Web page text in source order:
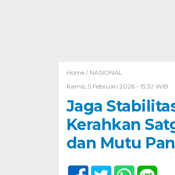
Home / NASIONAL
Kamis, 5 Februari 2026 - 15:32 WIB
Jaga
Kerahkan
dan Mutu